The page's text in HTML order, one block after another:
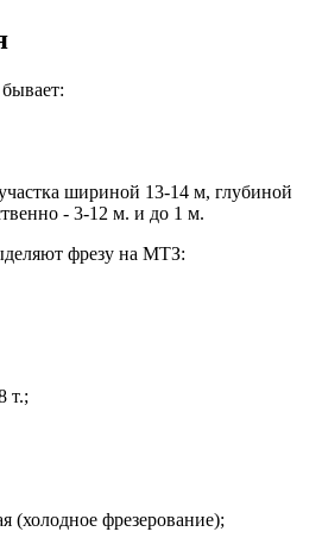
шириной 13-14 м, глубиной
- 3-12 м. и до 1 м.
фрезу на МТЗ:
т.;
(холодное фрезерование);